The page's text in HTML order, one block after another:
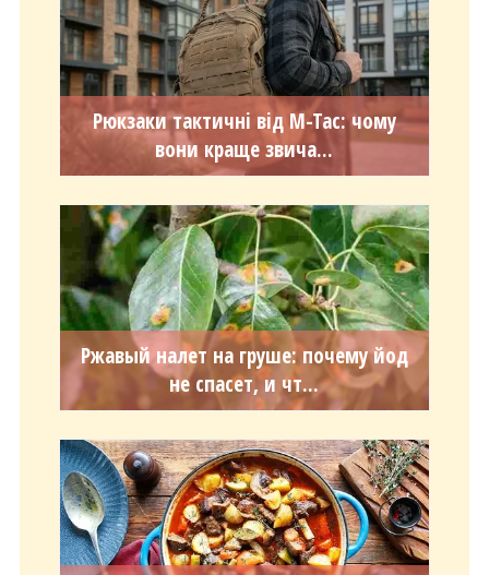
Рюкзаки тактичні від M-Tac: чому
вони краще звича...
Ржавый налет на груше: почему йод
не спасет, и чт...